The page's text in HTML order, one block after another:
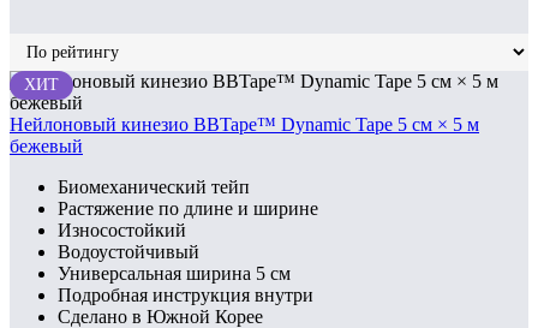
ХИТ
Нейлоновый кинезио BBTape™ Dynamic Tape 5 см × 5 м
бежевый
Биомеханический тейп
Растяжение по длине и ширине
Износостойкий
Водоустойчивый
Универсальная ширина 5 см
Подробная инструкция внутри
Сделано в Южной Корее